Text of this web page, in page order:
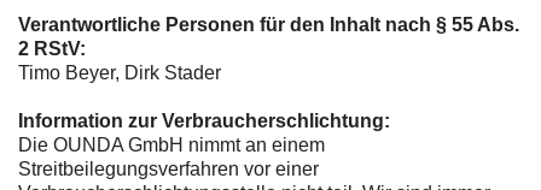
Verantwortliche Personen für den Inhalt nach § 55 Abs.
2 RStV:
Timo Beyer, Dirk Stader
Information zur Verbraucherschlichtung:
Die OUNDA GmbH nimmt an einem
Streitbeilegungsverfahren vor einer